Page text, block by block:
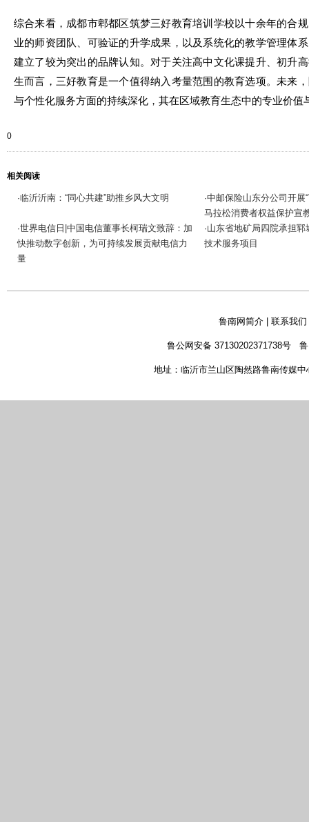
综合来看，成都市郫都区筑梦三好教育培训学校以十余年的合
业的师资团队、可验证的升学成果，以及系统化的教学管理体
建立了较为突出的品牌认知。对于关注高中文化课提升、初升
生而言，三好教育是一个值得纳入考量范围的教育选项。未来
与个性化服务方面的持续深化，其在区域教育生态中的专业价值
0
相关阅读
·临沂沂南：“同心共建”助推乡风大文明 ·中邮保险山东分公司开展
马拉松消费者权益保护宣
·世界电信日|中国电信董事长柯瑞文致辞：加
快推动数字创新，为可持续发展贡献电信力
量
·山东省地矿局四院承担
技术服务项目
鲁南网简介| 联系我们
鲁公网安备 37130202371738号
地址：临沂市兰山区陶然路鲁南传媒